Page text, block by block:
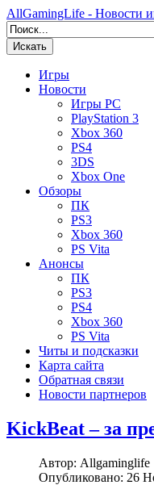
AllGamingLife - Новости
Искать
Игры
Новости
Игры PC
PlayStation 3
Xbox 360
PS4
3DS
Xbox One
Обзоры
ПК
PS3
Xbox 360
PS Vita
Анонсы
ПК
PS3
PS4
Xbox 360
PS Vita
Читы и подсказки
Карта сайта
Обратная связи
Новости партнеров
KickBeat – за
Автор: Allgaminglife
Опубликовано: 26